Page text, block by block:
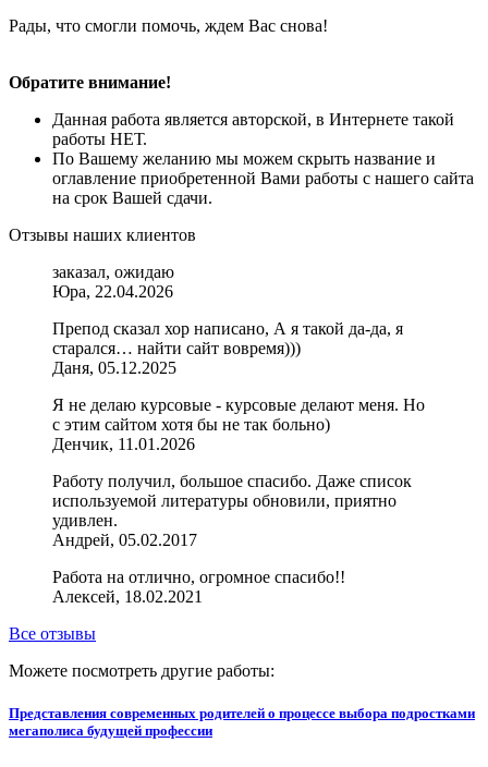
Рады, что смогли помочь, ждем Вас снова!
Обратите внимание!
Данная работа является авторской, в Интернете такой
работы НЕТ.
По Вашему желанию мы можем скрыть название и
оглавление приобретенной Вами работы с нашего сайта
на срок Вашей сдачи.
Отзывы наших клиентов
заказал, ожидаю
Юра, 22.04.2026
Препод сказал хор написано, А я такой да-да, я
старался… найти сайт вовремя)))
Даня, 05.12.2025
Я не делаю курсовые - курсовые делают меня. Но
с этим сайтом хотя бы не так больно)
Денчик, 11.01.2026
Работу получил, большое спасибо. Даже список
используемой литературы обновили, приятно
удивлен.
Андрей, 05.02.2017
Работа на отлично, огромное спасибо!!
Алексей, 18.02.2021
Все отзывы
Можете посмотреть другие работы:
Представления современных родителей о процессе выбора подростками
мегаполиса будущей профессии